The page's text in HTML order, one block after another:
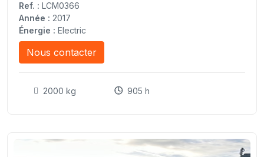
Ref. : LCM0366
Année : 2017
Énergie : Electric
Nous contacter
2000 kg 905 h